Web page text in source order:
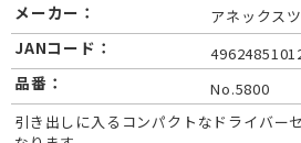
メーカー： アネックス
JANコード：
品番：
No.5800
引き出しに入るコンパクトなドライバー